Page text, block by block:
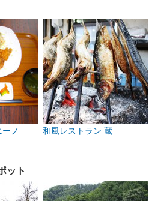
ノ 和風レストラン 蔵
ット